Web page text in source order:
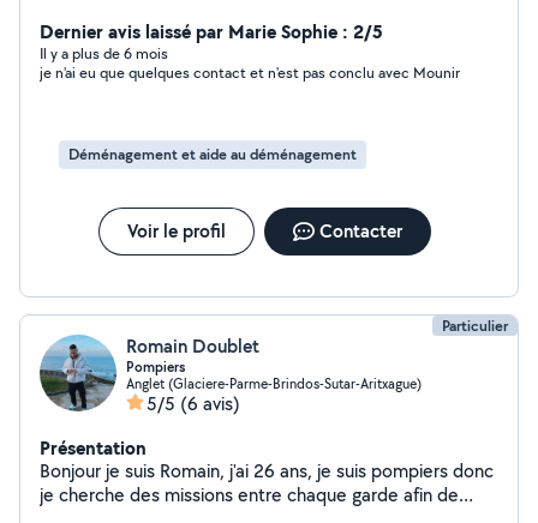
Dernier avis laissé par Marie Sophie : 2/5
Il y a plus de 6 mois
je n'ai eu que quelques contact et n'est pas conclu avec Mounir
Déménagement et aide au déménagement
Voir le profil Contacter
Particulier
Romain Doublet
Pompiers
Anglet (Glaciere-Parme-Brindos-Sutar-Aritxague)
5/5 (6 avis)
Présentation
Bonjour je suis Romain, j'ai 26 ans, je suis pompiers donc
je cherche des missions entre chaque garde afin de